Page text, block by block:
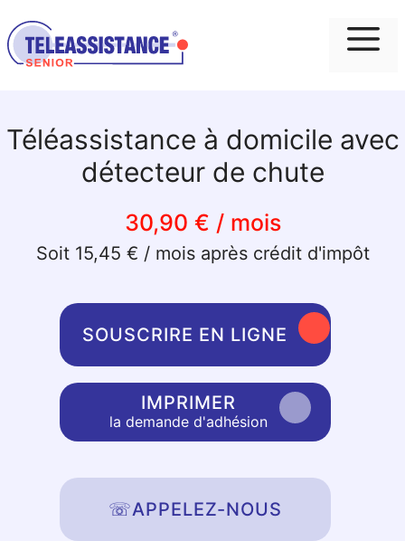
Téléassistance à domicile avec
détecteur de chute
30,90 € / mois
Soit 15,45 € / mois après crédit d'impôt
SOUSCRIRE EN LIGNE
IMPRIMER
la demande d'adhésion
☏APPELEZ-NOUS